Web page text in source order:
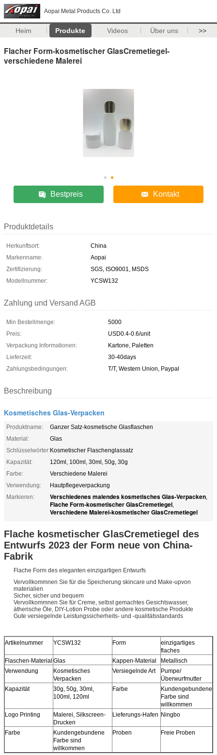
Aopai Metal Products Co. Ltd
Heim Produkte Videos Über uns >>
Flacher Form-kosmetischer GlasCremetiegel-
verschiedene Malerei
Bestpreis Kontakt
Produktdetails
Herkunftsort:
China
Markenname:
Aopai
Zertifizierung:
SGS, ISO9001, MSDS
Modellnummer:
YCSW132
Zahlung und Versand AGB
Min Bestellmenge:
5000
Preis:
USD0.4-0.6/unit
Verpackung Informationen:
Kartone, Paletten
Lieferzeit:
30-40days
Zahlungsbedingungen:
T/T, Western Union, Paypal
Beschreibung
Kosmetisches Glas-Verpacken
Produktname:
Ganzer Satz-kosmetische Glasflaschen
Material:
Glas
Schlüsselwörter:Kosmetischer Flaschenglassatz
Kapazität:
120ml, 100ml, 30ml, 50g, 30g
Farbe:
Verschiedene Malerei
Verwendung:
Hautpflegeverpackung
Markieren:
Verschiedenes malendes kosmetisches Glas-Verpacken,
Flache Form-kosmetischer GlasCremetiegel,
Verschiedene Malerei-kosmetischer GlasCremetiegel
Flache kosmetischer GlasCremetiegel des
Entwurfs 2023 der Form neue von China-
Fabrik
Flache Form des eleganten einzigartigen Entwurfs
Vervollkommnen Sie für die Speicherung skincare und Make-upvon
materialien
Sicher, sicher und bequem
Vervollkommnen Sie für Creme, selbst gemachtes Gesichtswasser,
ätherische Öle, DIY-Lotion Probe oder andere kosmetische Produkte
Gute versiegelnde Leistungssicherheits- und -qualitätsstandards
Artikelnummer YCSW132 Form
einzigartiges
flaches
Flaschen-Material Glas Kappen-Material
Metallisch
Verwendung
Kosmetisches
Verpacken
Versiegelnde Art
Pumpe/
Überwurfmutter
Kapazität
30g, 50g, 30ml,
100ml, 120ml
Farbe
Kundengebundene
Farbe sind
willkommen
Logo Printing
Malerei, Silkscreen-
Drucken
Lieferungs-Hafen Ningbo
Farbe
Kundengebundene
Farbe sind
willkommen
Proben Freie Proben